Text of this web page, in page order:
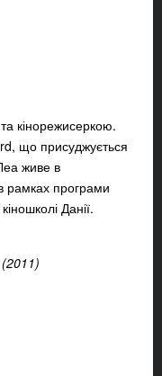
кінорежисеркою.
що присуджується
живе в
рамках програми
Данії.